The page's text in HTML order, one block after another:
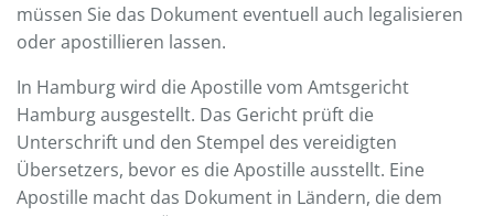
müssen Sie das Dokument eventuell auch legalisieren
oder apostillieren lassen.
In Hamburg wird die Apostille vom Amtsgericht
Hamburg ausgestellt. Das Gericht prüft die
Unterschrift und den Stempel des vereidigten
Übersetzers, bevor es die Apostille ausstellt. Eine
Apostille macht das Dokument in Ländern, die dem